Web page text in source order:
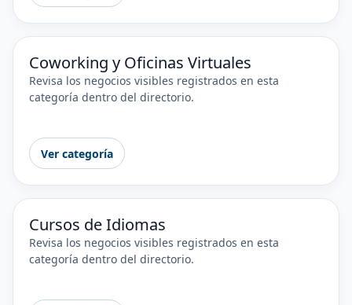
Coworking y Oficinas Virtuales
Revisa los negocios visibles registrados en esta
categoría dentro del directorio.
Ver categoría
Cursos de Idiomas
Revisa los negocios visibles registrados en esta
categoría dentro del directorio.